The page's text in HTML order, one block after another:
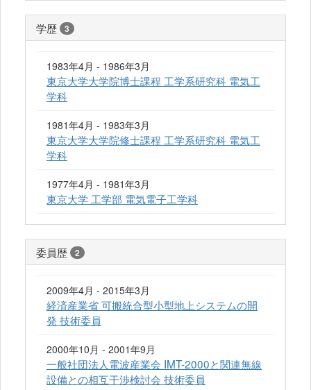
学歴 3
1983年4月 - 1986年3月
東京大学大学院博士課程 工学系研究科 電気工
学科
1981年4月 - 1983年3月
東京大学大学院修士課程 工学系研究科 電気工
学科
1977年4月 - 1981年3月
東京大学 工学部 電気電子工学科
委員歴 2
2009年4月 - 2015年3月
経済産業省 可搬統合型小型地上システムの開
発 技術委員
2000年10月 - 2001年9月
一般社団法人電波産業会 IMT-2000と関連無線
設備との相互干渉検討会 技術委員